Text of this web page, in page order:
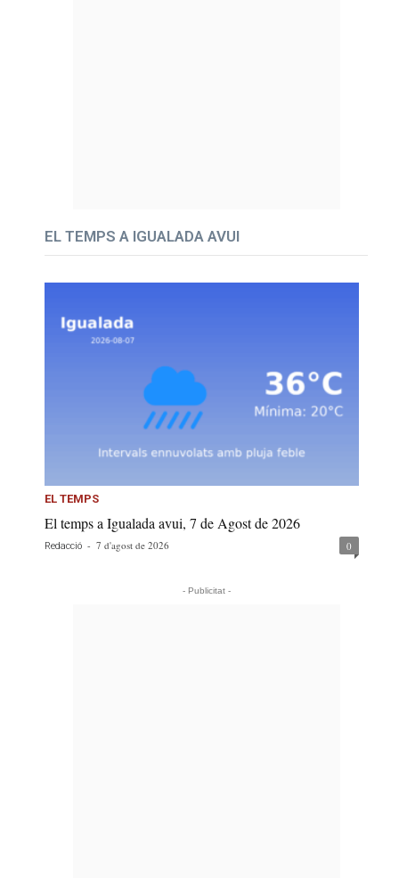
EL TEMPS A IGUALADA AVUI
EL TEMPS
El temps a Igualada avui, 7 de Agost de 2026
Redacció - 7 d'agost de 2026 0
- Publicitat -